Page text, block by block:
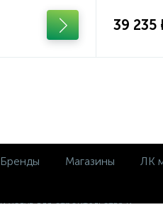
39 235
Бренды Магазины ЛК
услуг для строительства и